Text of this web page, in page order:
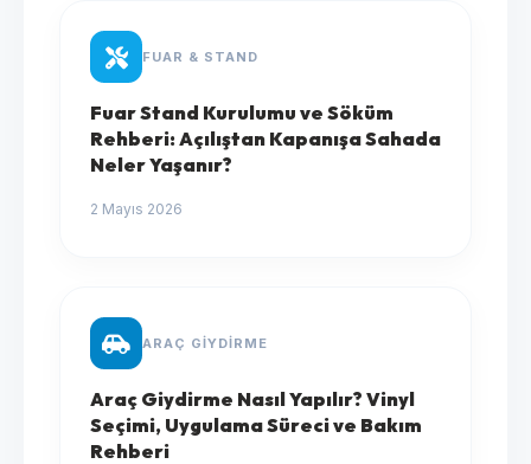
FUAR & STAND
Fuar Stand Kurulumu ve Söküm
Rehberi: Açılıştan Kapanışa Sahada
Neler Yaşanır?
2 Mayıs 2026
ARAÇ GIYDIRME
Araç Giydirme Nasıl Yapılır? Vinyl
Seçimi, Uygulama Süreci ve Bakım
Rehberi